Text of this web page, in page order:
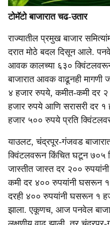
टोमॅटो बाजारात चढ-उतार
राज्यातील प्रमुख बाजार
दरात मोठे बदल दिसून आले.
आवक कालच्या ६३०
बाजारात आवक वाढूनही मागणी
४ हजार रुपये, कमीत-कमी दर २
हजार रुपये आणि सरासरी दर १
हजार ५०० रुपये प्रति
याउलट, चंद्रपूर-गंजवड
क्विंटलवरून किंचित घटून ७०५
जास्तीत जास्त दर २००
कमी दर ४०० रुपयांनी घसरून
दरही ४०० रुपयांनी घसरून १
झाला. एकूणच, आज पनवेल